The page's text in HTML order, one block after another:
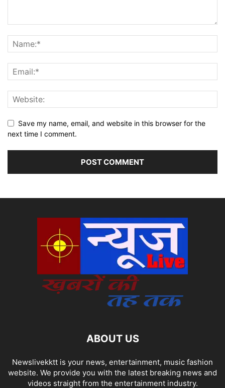
Save my name, email, and website in this browser for the
next time I comment.
ABOUT US
Newslivekktt is your news, entertainment, music fashion
website. We provide you with the latest breaking news and
videos straight from the entertainment industry.